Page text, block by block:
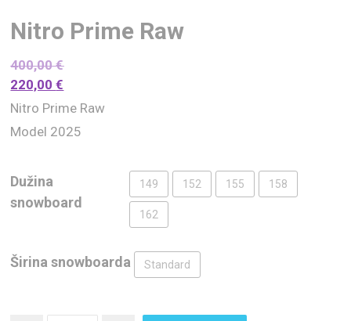
Nitro Prime Raw
400,00€
220,00€
Nitro Prime Raw
Model 2025
Dužina
snowboard
149 152 155 158
162
Širina snowboarda Standard